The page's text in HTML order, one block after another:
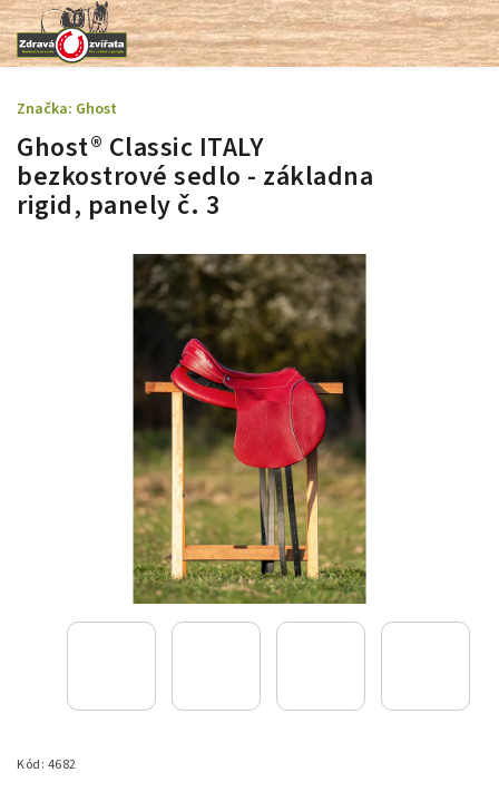
Ghost® Classic ITALY
bezkostrové sedlo - základna
rigid, panely č. 3
Kód: 4682
Značka: Ghost